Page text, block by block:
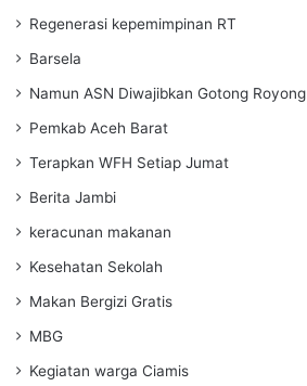
Regenerasi kepemimpinan RT
Barsela
Namun ASN Diwajibkan Gotong Royong
Pemkab Aceh Barat
Terapkan WFH Setiap Jumat
Berita Jambi
keracunan makanan
Kesehatan Sekolah
Makan Bergizi Gratis
MBG
Kegiatan warga Ciamis